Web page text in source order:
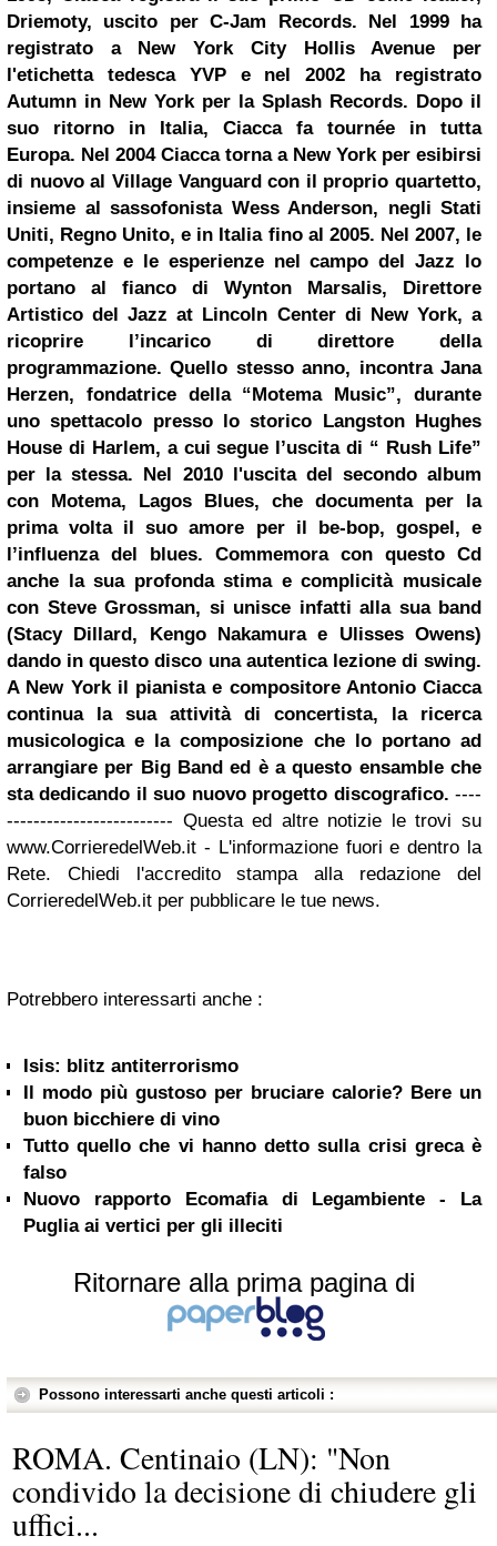
Driemoty, uscito per C-Jam Records. Nel 1999 ha
registrato a New York City Hollis Avenue per
l'etichetta tedesca YVP e nel 2002 ha registrato
Autumn in New York per la Splash Records. Dopo il
suo ritorno in Italia, Ciacca fa tournée in tutta
Europa. Nel 2004 Ciacca torna a New York per esibirsi
di nuovo al Village Vanguard con il proprio quartetto,
insieme al sassofonista WessAnderson, negli Stati
Uniti, Regno Unito, e in Italia fino al 2005. Nel 2007, le
competenze e le esperienze nel campo del Jazz lo
portano al fianco di Wynton Marsalis, Direttore
Artistico del Jazz at Lincoln Center di New York, a
ricoprire l’incarico di direttore della
programmazione. Quello stesso anno, incontra Jana
Herzen, fondatrice della “Motema Music”, durante
uno spettacolo presso lo storico Langston Hughes
House di Harlem, a cui segue l’uscita di “ Rush Life”
per la stessa. Nel 2010 l'uscita del secondo album
con Motema, Lagos Blues, che documenta per la
prima volta il suo amore per il be-bop, gospel, e
l’influenza del blues. Commemora con questo Cd
anche la sua profonda stima e complicità musicale
con Steve Grossman, si unisce infatti alla sua band
(Stacy Dillard, Kengo Nakamura e Ulisses Owens)
dando in questo disco una autentica lezione di swing.
A New York il pianista e compositore Antonio Ciacca
continua la sua attività di concertista, la ricerca
musicologica e la composizione che lo portano ad
arrangiare per Big Band ed è a questo ensamble che
sta dedicando il suo nuovo progetto discografico. ----
------------------------- Questa ed altre notizie le trovi su
www.CorrieredelWeb.it - L'informazione fuori e dentro la
Rete. Chiedi l'accredito stampa alla redazione del
CorrieredelWeb.it per pubblicare le tue news.
Potrebbero interessarti anche :
Isis: blitz antiterrorismo
Il modo più gustoso per bruciare calorie? Bere un
buon bicchiere di vino
Tutto quello che vi hanno detto sulla crisi greca è
falso
Nuovo rapporto Ecomafia di Legambiente - La
Puglia ai vertici per gli illeciti
Ritornare alla prima pagina di
Possono interessarti anche questi articoli :
ROMA. Centinaio (LN): "Non
condivido la decisione di chiudere gli
uffici...